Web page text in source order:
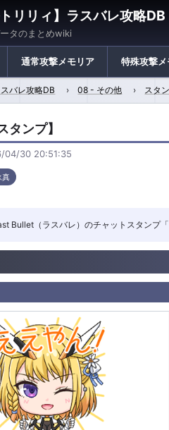
トリリィ】ラスバレ攻略DB
タのまとめwiki
通常攻撃メモリア 特殊攻撃
バレ攻略DB 08 - その他 スタ
タンプ】
04/30 20:51:35
真
Bullet（ラスバレ）のチャットスタンプ